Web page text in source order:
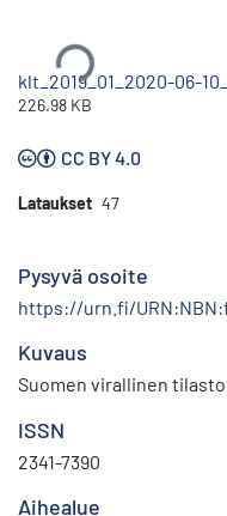
klt_2019_01_2020-06-
226.98 KB
CC BY 4.0
Lataukset 47
Pysyvä osoite
https://urn.fi/
Kuvaus
Suomen virallinen tilasto
ISSN
2341-7390
Aihealue